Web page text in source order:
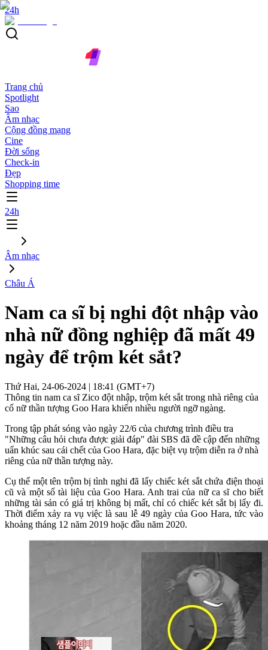
24h
Trang chủ
Spotlight
Sao
Âm nhạc
Cộng đồng mạng
Cine
Đời sống
Check-in
Đẹp
Shopping time
24h
Âm nhạc
Châu Á
Nam ca sĩ bị nghi đột nhập vào
nhà nữ đồng nghiệp đã mất 49
ngày để trộm két sắt?
Thứ Hai, 24-06-2024 | 18:41 (GMT+7)
Thông tin nam ca sĩ Zico đột nhập, trộm két sắt trong nhà riêng của
cố nữ thần tượng Goo Hara khiến nhiều người ngỡ ngàng.
Trong tập phát sóng vào ngày 22/6 của chương trình điều tra
"Những câu hỏi chưa được giải đáp" đài SBS đã đề cập đến những
uẩn khúc sau cái chết của Goo Hara, đặc biệt vụ trộm diễn ra ở nhà
riêng của nữ thần tượng này.
Cụ thể một tên trộm bị tình nghi đã lấy chiếc két sắt chứa điện thoại
cũ và một số tài liệu của Goo Hara. Anh trai của nữ ca sĩ cho biết
những tài sản có giá trị không bị mất, chỉ có chiếc két sắt bị lấy đi.
Thời điểm xảy ra vụ việc là sau lễ 49 ngày của Goo Hara, tức vào
khoảng tháng 12 năm 2019 hoặc đầu năm 2020.